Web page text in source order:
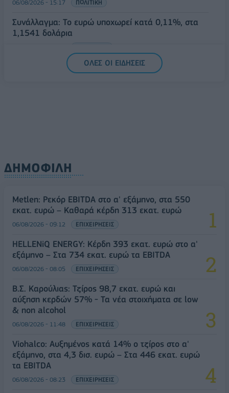
06/08/2026 - 15:17 ΠΟΛΙΤΙΚΗ
Συνάλλαγμα: Το ευρώ υποχωρεί κατά 0,11%, στα
1,1541 δολάρια
ΟΛΕΣ ΟΙ ΕΙΔΗΣΕΙΣ
ΔΗΜΟΦΙΛΗ
Metlen: Ρεκόρ EBITDA στο α' εξάμηνο, στα 550
εκατ. ευρώ – Καθαρά κέρδη 313 εκατ. ευρώ
06/08/2026 - 09:12 ΕΠΙΧΕΙΡΗΣΕΙΣ
HELLENiQ ENERGY: Κέρδη 393 εκατ. ευρώ στο α'
εξάμηνο – Στα 734 εκατ. ευρώ τα EBITDA
06/08/2026 - 08:05 ΕΠΙΧΕΙΡΗΣΕΙΣ
Β.Σ. Καρούλιας: Τζίρος 98,7 εκατ. ευρώ και
αύξηση κερδών 57% - Τα νέα στοιχήματα σε low
& non alcohol
06/08/2026 - 11:48 ΕΠΙΧΕΙΡΗΣΕΙΣ
Viohalco: Αυξημένος κατά 14% ο τζίρος στο α'
εξάμηνο, στα 4,3 δισ. ευρώ – Στα 446 εκατ. ευρώ
τα EBITDA
06/08/2026 - 08:23 ΕΠΙΧΕΙΡΗΣΕΙΣ